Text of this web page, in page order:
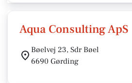
Aqua Consulting ApS
Bøelvej 23, Sdr Bøel
6690 Gørding